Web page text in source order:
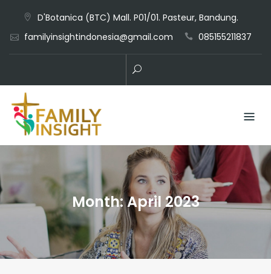
D'Botanica (BTC) Mall. P01/01. Pasteur, Bandung.
familyinsightindonesia@gmail.com
085155211837
Month:April 2023